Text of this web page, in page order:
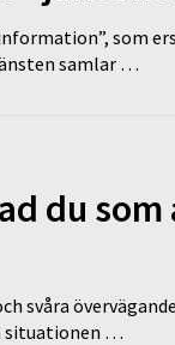
som
samlar …
du
svåra
situationen …